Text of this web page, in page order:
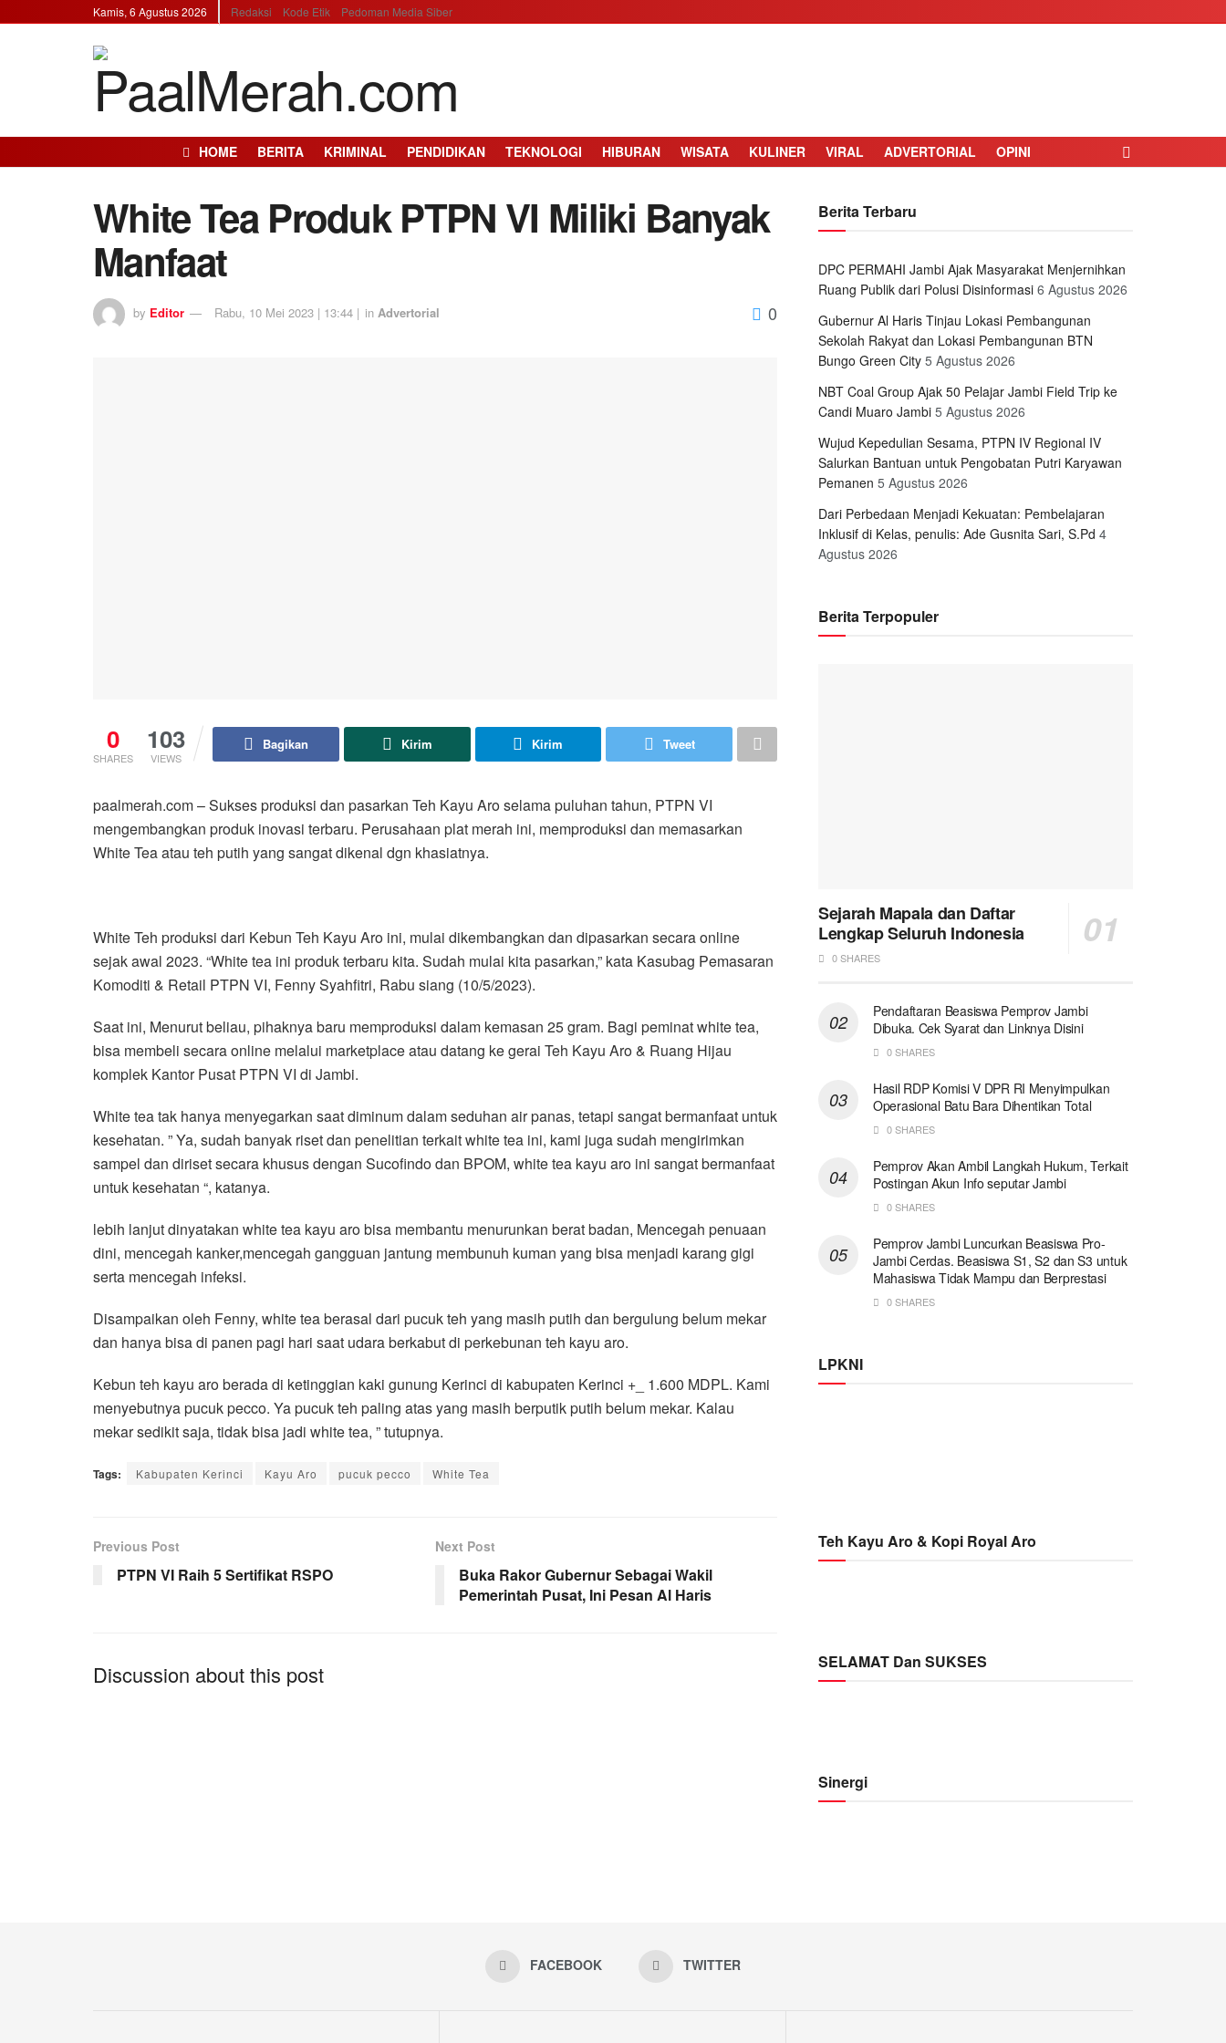
Kamis, 6 Agustus 2026 Redaksi Kode Etik Pedoman Media Siber
HOME BERITA KRIMINAL PENDIDIKAN TEKNOLOGI HIBURAN WISATA KULINER VIRAL ADVERTORIAL OPINI
White Tea Produk PTPN VI Miliki Banyak
Manfaat
by Editor Rabu, 10 Mei 2023 | 13:44 | in Advertorial 0
0
SHARES
103
VIEWS
Bagikan Kirim Kirim Tweet
paalmerah.com – Sukses produksi dan pasarkan Teh Kayu Aro selama puluhan tahun, PTPN VI
mengembangkan produk inovasi terbaru. Perusahaan plat merah ini, memproduksi dan memasarkan
White Tea atau teh putih yang sangat dikenal dgn khasiatnya.
White Teh produksi dari Kebun Teh Kayu Aro ini, mulai dikembangkan dan dipasarkan secara online
sejak awal 2023. “White tea ini produk terbaru kita. Sudah mulai kita pasarkan,” kata Kasubag Pemasaran
Komoditi & Retail PTPN VI, Fenny Syahfitri, Rabu siang (10/5/2023).
Saat ini, Menurut beliau, pihaknya baru memproduksi dalam kemasan 25 gram. Bagi peminat white tea,
bisa membeli secara online melalui marketplace atau datang ke gerai Teh Kayu Aro & Ruang Hijau
komplek Kantor Pusat PTPN VI di Jambi.
White tea tak hanya menyegarkan saat diminum dalam seduhan air panas, tetapi sangat bermanfaat untuk
kesehatan. ” Ya, sudah banyak riset dan penelitian terkait white tea ini, kami juga sudah mengirimkan
sampel dan diriset secara khusus dengan Sucofindo dan BPOM, white tea kayu aro ini sangat bermanfaat
untuk kesehatan “, katanya.
lebih lanjut dinyatakan white tea kayu aro bisa membantu menurunkan berat badan, Mencegah penuaan
dini, mencegah kanker,mencegah gangguan jantung membunuh kuman yang bisa menjadi karang gigi
serta mencegah infeksi.
Disampaikan oleh Fenny, white tea berasal dari pucuk teh yang masih putih dan bergulung belum mekar
dan hanya bisa di panen pagi hari saat udara berkabut di perkebunan teh kayu aro.
Kebun teh kayu aro berada di ketinggian kaki gunung Kerinci di kabupaten Kerinci +_ 1.600 MDPL. Kami
menyebutnya pucuk pecco. Ya pucuk teh paling atas yang masih berputik putih belum mekar. Kalau
mekar sedikit saja, tidak bisa jadi white tea, ” tutupnya.
Tags: Kabupaten Kerinci Kayu Aro pucuk pecco White Tea
Previous Post
PTPN VI Raih 5 Sertifikat RSPO
Next Post
Buka Rakor Gubernur Sebagai Wakil
Pemerintah Pusat, Ini Pesan Al Haris
Discussion about this post
Berita Terbaru
DPC PERMAHI Jambi Ajak Masyarakat Menjernihkan
Ruang Publik dari Polusi Disinformasi 6 Agustus 2026
Gubernur Al Haris Tinjau Lokasi Pembangunan
Sekolah Rakyat dan Lokasi Pembangunan BTN
Bungo Green City 5 Agustus 2026
NBT Coal Group Ajak 50 Pelajar Jambi Field Trip ke
Candi Muaro Jambi 5 Agustus 2026
Wujud Kepedulian Sesama, PTPN IV Regional IV
Salurkan Bantuan untuk Pengobatan Putri Karyawan
Pemanen 5 Agustus 2026
Dari Perbedaan Menjadi Kekuatan: Pembelajaran
Inklusif di Kelas, penulis: Ade Gusnita Sari, S.Pd 4
Agustus 2026
Berita Terpopuler
Sejarah Mapala dan Daftar
Lengkap Seluruh Indonesia
0 SHARES
Pendaftaran Beasiswa Pemprov Jambi
Dibuka. Cek Syarat dan Linknya Disini
0 SHARES
Hasil RDP Komisi V DPR RI Menyimpulkan
Operasional Batu Bara Dihentikan Total
0 SHARES
Pemprov Akan Ambil Langkah Hukum, Terkait
Postingan Akun Info seputar Jambi
0 SHARES
Pemprov Jambi Luncurkan Beasiswa Pro-
Jambi Cerdas. Beasiswa S1, S2 dan S3 untuk
Mahasiswa Tidak Mampu dan Berprestasi
0 SHARES
LPKNI
Teh Kayu Aro & Kopi Royal Aro
SELAMAT Dan SUKSES
Sinergi
FACEBOOK TWITTER